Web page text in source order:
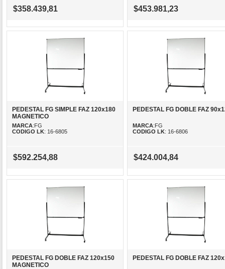
$358.439,81 $453.981,23
PEDESTAL FG SIMPLE FAZ 120x180
MAGNETICO
MARCA:FG
CODIGO LK: 16-6805
$592.254,88
PEDESTAL FG DOBLE FAZ
MARCA:FG
CODIGO LK: 16-6806
$424.004,84
PEDESTAL FG DOBLE FAZ 120x150
MAGNETICO
PEDESTAL FG DOBLE FAZ